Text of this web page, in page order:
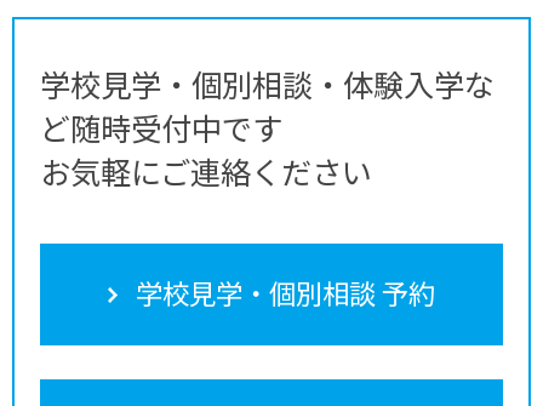
学校見学・個別相談・体験入学な
ど随時受付中です
お気軽にご連絡ください
学校見学・個別相談 予約